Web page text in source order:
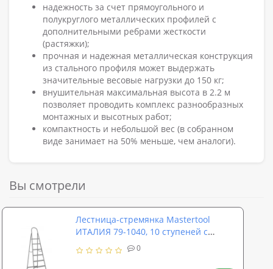
надежность за счет прямоугольного и
полукруглого металлических профилей с
дополнительными ребрами жесткости
(растяжки);
прочная и надежная металлическая конструкция
из стального профиля может выдержать
значительные весовые нагрузки до 150 кг;
внушительная максимальная высота в 2.2 м
позволяет проводить комплекс разнообразных
монтажных и высотных работ;
компактность и небольшой вес (в собранном
виде занимает на 50% меньше, чем аналоги).
Вы смотрели
Лестница-стремянка Mastertool
ИТАЛИЯ 79-1040, 10 ступеней с
0